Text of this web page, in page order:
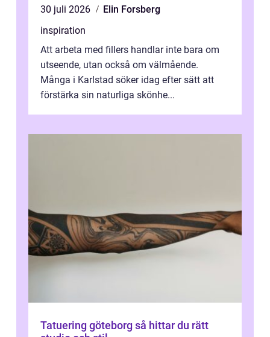
30 juli 2026
Elin Forsberg
inspiration
Att arbeta med fillers handlar inte bara om
utseende, utan också om välmående.
Många i Karlstad söker idag efter sätt att
förstärka sin naturliga skönhe...
Tatuering göteborg så hittar du rätt